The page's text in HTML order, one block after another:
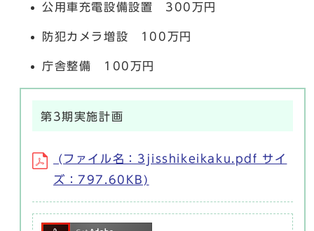
公用車充電設備設置 300万円
防犯カメラ増設 100万円
庁舎整備 100万円
第3期実施計画
(ファイル名：3jisshikeikaku.pdf サイ
ズ：797.60KB)